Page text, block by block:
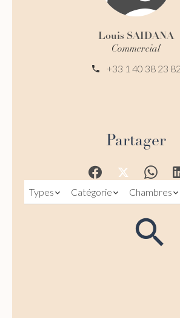
Louis SAIDANA
Commercial
+33 1 40 38 23 82
Partager
Types Catégorie Chambres